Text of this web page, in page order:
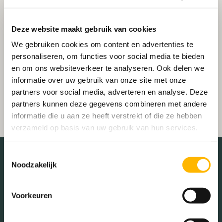
Deze website maakt gebruik van cookies
We gebruiken cookies om content en advertenties te
personaliseren, om functies voor social media te bieden
en om ons websiteverkeer te analyseren. Ook delen we
informatie over uw gebruik van onze site met onze
partners voor social media, adverteren en analyse. Deze
partners kunnen deze gegevens combineren met andere
informatie die u aan ze heeft verstrekt of die ze hebben
verzameld op basis van uw gebruik van hun services.
Noodzakelijk
Voorkeuren